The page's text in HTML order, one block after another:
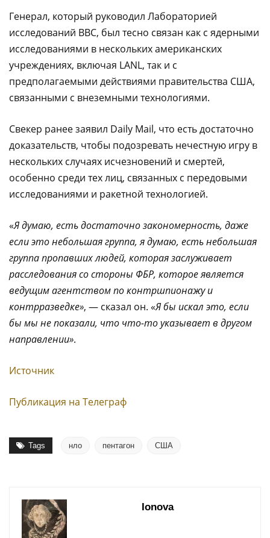
Генерал, который руководил Лабораторией
исследований ВВС, был тесно связан как с ядерными
исследованиями в нескольких американских
учреждениях, включая LANL, так и с
предполагаемыми действиями правительства США,
связанными с внеземными технологиями.
Свекер ранее заявил Daily Mail, что есть достаточно
доказательств, чтобы подозревать нечестную игру в
нескольких случаях исчезновений и смертей,
особенно среди тех лиц, связанных с передовыми
исследованиями и ракетной технологией.
«Я думаю, есть достаточно закономерность, даже
если это небольшая группа, я думаю, есть небольшая
группа пропавших людей, которая заслуживает
расследования со стороны ФБР, которое является
ведущим агентством по контршпионажу и
контрразведке», — сказал он. «Я бы искал это, если
бы мы не показали, что что-то указывает в другом
направлении».
Источник
Публикация на Телеграф
Tags нло пентагон США
Ionova